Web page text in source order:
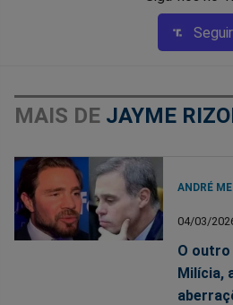
Seguir
MAIS DE JAYME
ANDRÉ
04/03/
O outro
Milícia,